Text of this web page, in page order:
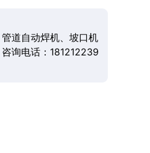
道自动焊机、坡口机
询电话：181212239